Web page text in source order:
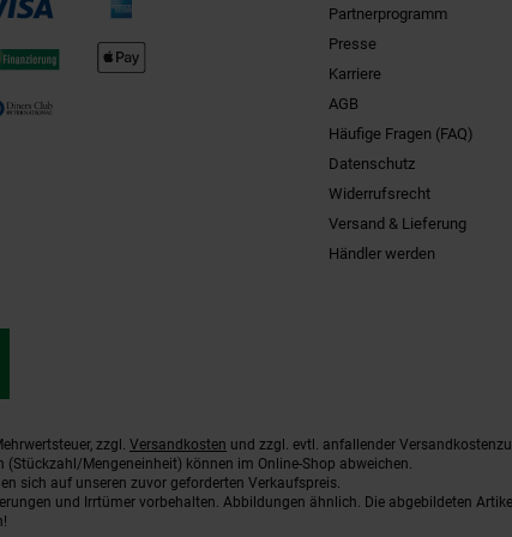
Partnerprogramm
Presse
Karriere
AGB
Häufige Fragen (FAQ)
Datenschutz
Widerrufsrecht
Versand & Lieferung
Händler werden
zzgl. Versandkosten und zzgl. evtl. anfallender
(Stückzahl/Mengeneinheit) können im Online-Shop abweichen.
sich auf unseren zuvor geforderten Verkaufspreis.
und Irrtümer vorbehalten. Abbildungen ähnlich. Die abgebildeten